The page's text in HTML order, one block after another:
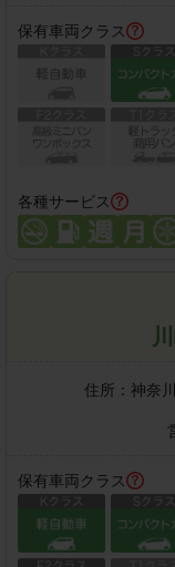
保有車両クラス
各種サービス
住所： 神奈
保有車両クラス